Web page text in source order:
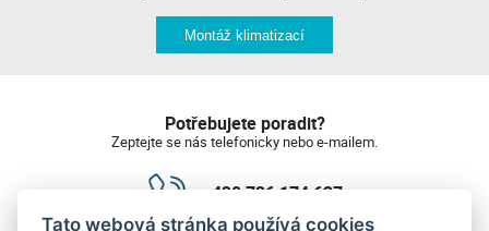
Montáž klimatizací
Potřebujete poradit?
Zeptejte se nás telefonicky nebo e-mailem.
+420 736 174 627
Tato webová stránka používá cookies